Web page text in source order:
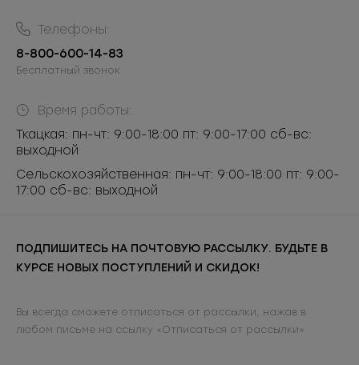
Телефоны:
8-800-600-14-83
Бесплатный звонок
Время работы:
Ткацкая: пн-чт: 9:00-18:00 пт: 9:00-17:00 сб-вс:
выходной
Сельскохозяйственная: пн-чт: 9:00-18:00 пт: 9:00-
17:00 сб-вс: выходной
ПОДПИШИТЕСЬ НА ПОЧТОВУЮ РАССЫЛКУ. БУДЬТЕ В
КУРСЕ НОВЫХ ПОСТУПЛЕНИЙ И СКИДОК!
Вы всегда сможете отписаться от рассылки, нажав в
любом письме на ссылку «Отписаться от рассылки»